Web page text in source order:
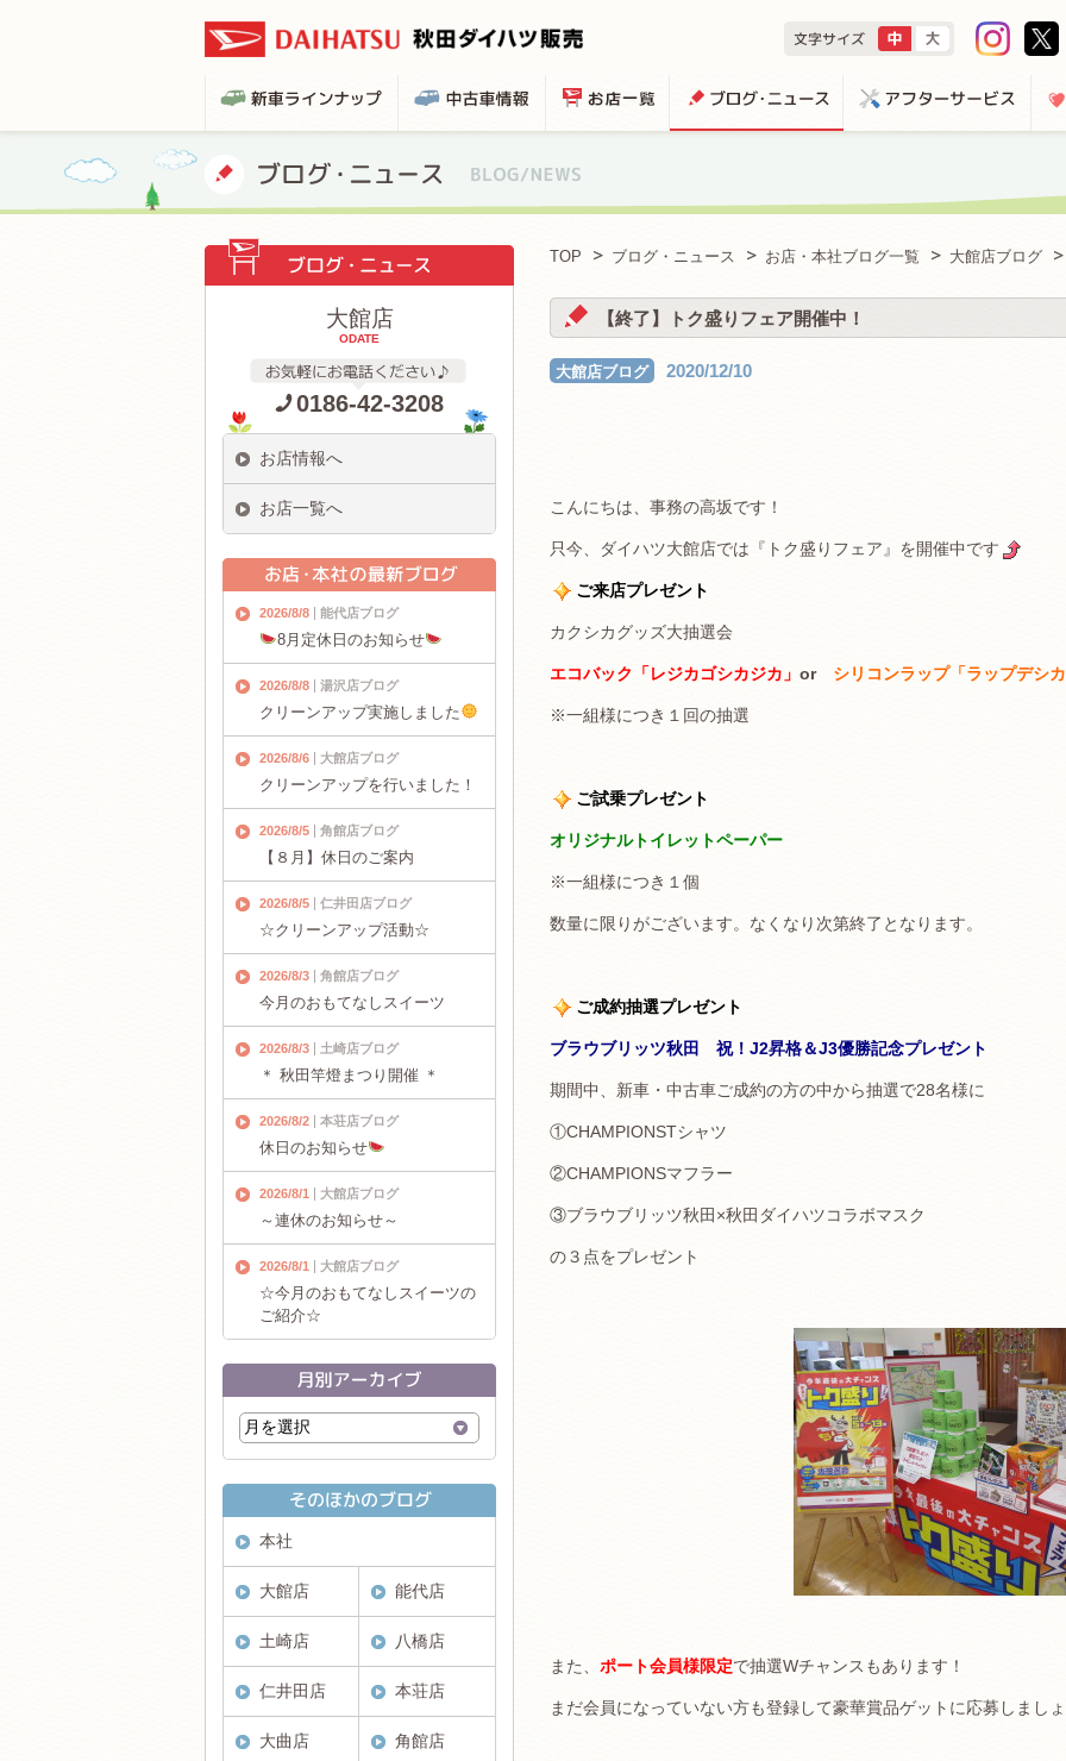
TOP ブログ・ニュース お店・本社ブログ一覧 大館店ブログ
【終了】トク盛りフェア開催中！
大館店ブログ 2020/12/10
こんにちは、事務の高坂です！
只今、ダイハツ大館店では『トク盛りフェア』を開催中です
ご来店プレゼント
カクシカグッズ大抽選会
エコバック「レジカゴシカジカ」 or シリコンラップ「ラップデシ
※一組様につき１回の抽選
ご試乗プレゼント
オリジナルトイレットペーパー
※一組様につき１個
数量に限りがございます。なくなり次第終了となります。
ご成約抽選プレゼント
ブラウブリッツ秋田 祝！J2昇格＆J3優勝記念プレゼント
期間中、新車・中古車ご成約の方の中から抽選で28名様に
①CHAMPIONSTシャツ
②CHAMPIONSマフラー
③ブラウブリッツ秋田×秋田ダイハツコラボマスク
の３点をプレゼント
また、 ポート会員様限定で抽選Wチャンスもあります！
まだ会員になっていない方も登録して豪華賞品ゲットに応募しまし
大館店
ODATE
0186-42-3208
お店情報へ
お店一覧へ
2026/8/8 能代店ブログ
8月定休日のお知らせ
2026/8/8 湯沢店ブログ
クリーンアップ実施しました
2026/8/6 大館店ブログ
クリーンアップを行いました！
2026/8/5 角館店ブログ
【８月】休日のご案内
2026/8/5 仁井田店ブログ
☆クリーンアップ活動☆
2026/8/3 角館店ブログ
今月のおもてなしスイーツ
2026/8/3 土崎店ブログ
＊ 秋田竿燈まつり開催 ＊
2026/8/2 本荘店ブログ
休日のお知らせ
2026/8/1 大館店ブログ
～連休のお知らせ～
2026/8/1 大館店ブログ
☆今月のおもてなしスイーツの
ご紹介☆
本社
大館店 能代店
土崎店 八橋店
仁井田店 本荘店
大曲店 角館店